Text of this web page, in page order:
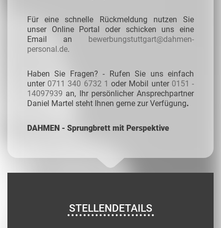
Für eine schnelle Rückmeldung nutzen Sie
unser Online Portal oder schicken uns eine
Email an bewerbungstuttgart@dahmen-
personal.de.
Haben Sie Fragen? - Rufen Sie uns einfach
unter 0711 340 6732 1 oder Mobil unter 0151 -
14097939 an, Ihr persönlicher Ansprechpartner
Daniel Martel steht Ihnen gerne zur Verfügung.
DAHMEN - Sprungbrett mit Perspektive
STELLENDETAILS